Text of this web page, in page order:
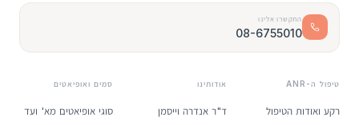
התקשרו אלינו
08-6755010
טיפול ה-ANR
רקע ואודות הטיפול
אודותינו
ד"ר אנדרה וייסמן
סמים ואופיאטים
סוגי אופיאטים מא' ועד